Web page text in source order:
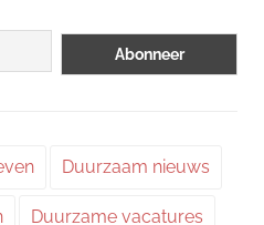
Duurzaam nieuws
Duurzame vacatures